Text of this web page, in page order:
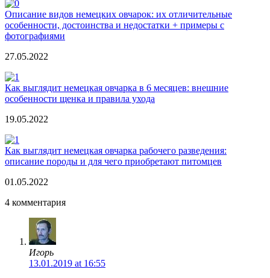
Описание видов немецких овчарок: их отличительные
особенности, достоинства и недостатки + примеры с
фотографиями
27.05.2022
Как выглядит немецкая овчарка в 6 месяцев: внешние
особенности щенка и правила ухода
19.05.2022
Как выглядит немецкая овчарка рабочего разведения:
описание породы и для чего приобретают питомцев
01.05.2022
4 комментария
Игорь
13.01.2019 at 16:55